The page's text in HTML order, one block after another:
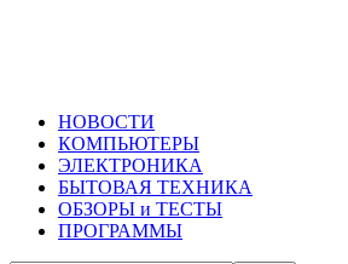
НОВОСТИ
КОМПЬЮТЕРЫ
ЭЛЕКТРОНИКА
БЫТОВАЯ ТЕХНИКА
ОБЗОРЫ и ТЕСТЫ
ПРОГРАММЫ